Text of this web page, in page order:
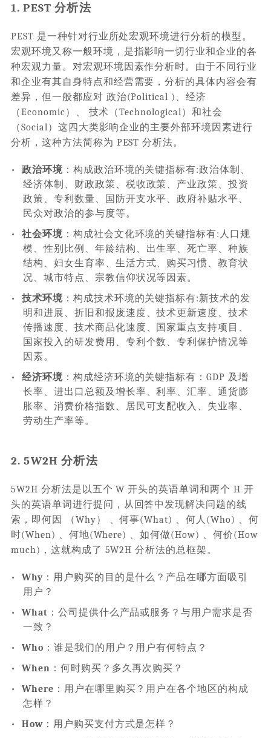
1. PEST 分析法
PEST 是一种针对行业所处宏观环境进行分析的模型。
宏观环境又称一般环境，是指影响一切行业和企业的各
种宏观力量。对宏观环境因素作分析时。由于不同行业
和企业有其自身特点和经营需要，分析的具体内容会有
差异，但一般都应对 政治(Political )、经济
（Economic）、 技术（Technological）和社会
（Social）这四大类影响企业的主要外部环境因素进行
分析，这种方法简称为 PEST 分析法。
• 政治环境：构成政治环境的关键指标有:政治体制、
经济体制、财政政策、税收政策、产业政策、投资
政策、专利数量、国防开支水平、政府补贴水平、
民众对政治的参与度等。
•
社会环境：构成社会文化环境的关键指标有:人口规
模、性别比例、年龄结构、出生率、死亡率、种族
结构、妇女生育率、生活方式、购买习惯、教育状
况、城市特点、宗教信仰状况等因素。
•
技术环境：构成技术环境的关键指标有:新技术的发
明和进展、折旧和报废速度、技术更新速度、技术
传播速度、技术商品化速度、国家重点支持项目、
国家投入的研发费用、专利个数、专利保护情况等
因素。
•
经济环境：构成经济环境的关键指标有：GDP 及增
长率、进出口总额及增长率、利率、汇率、通货膨
胀率、消费价格指数、居民可支配收入、失业率、
劳动生产率等。
2. 5W2H 分析法
5W2H 分析法是以五个 W 开头的英语单词和两个 H 开
头的英语单词进行提问，从回答中发现解决问题的线
索，即何因 （Why） 、何事(What) 、何人(Who) 、何
时(When) 、何地(Where) 、如何做(How) 、何价(How
much)，这就构成了 5W2H 分析法的总框架。
• Why：用户购买的目的是什么？产品在哪方面吸引
用户？
•
What ：公司提供什么产品或服务？与用户需求是否
一致？
•
Who ：谁是我们的用户？用户有何特点？
•
When ：何时购买？多久再次购买？
•
Where ：用户在哪里购买？用户在各个地区的构成
怎样？
•
How：用户购买支付方式是怎样？